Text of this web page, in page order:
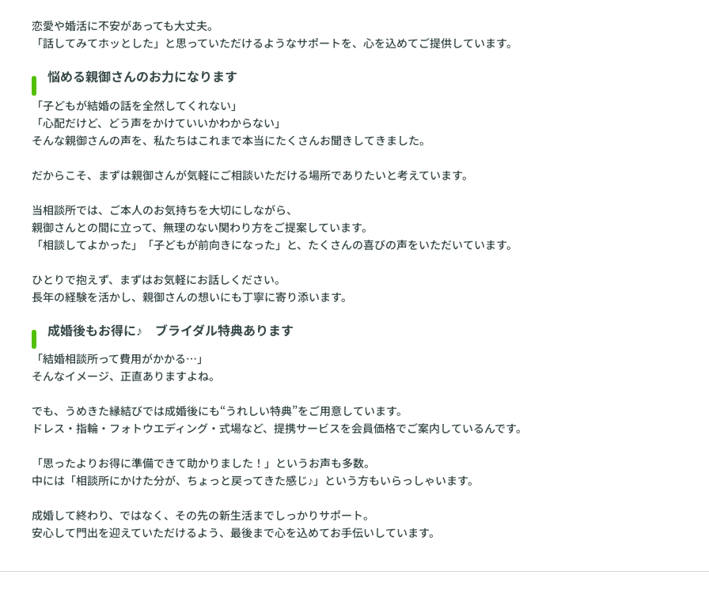
恋愛や婚活に不安があっても大丈夫。
「話してみてホッとした」と思っていただけるようなサポートを、心を込めてご提供しています。
悩める親御さんのお力になります
「子どもが結婚の話を全然してくれない」
「心配だけど、どう声をかけていいかわからない」
そんな親御さんの声を、私たちはこれまで本当にたくさんお聞きしてきました。
だからこそ、まずは親御さんが気軽にご相談いただける場所でありたいと考えています。
当相談所では、ご本人のお気持ちを大切にしながら、
親御さんとの間に立って、無理のない関わり方をご提案しています。
「相談してよかった」「子どもが前向きになった」と、たくさんの喜びの声をいただいています。
ひとりで抱えず、まずはお気軽にお話しください。
長年の経験を活かし、親御さんの想いにも丁寧に寄り添います。
成婚後もお得に♪ ブライダル特典あります
「結婚相談所って費用がかかる…」
そんなイメージ、正直ありますよね。
でも、うめきた縁結びでは成婚後にも“うれしい特典”をご用意しています。
ドレス・指輪・フォトウエディング・式場など、提携サービスを会員価格でご案内しているんです。
「思ったよりお得に準備できて助かりました！」というお声も多数。
中には「相談所にかけた分が、ちょっと戻ってきた感じ♪」という方もいらっしゃいます。
成婚して終わり、ではなく、その先の新生活までしっかりサポート。
安心して門出を迎えていただけるよう、最後まで心を込めてお手伝いしています。